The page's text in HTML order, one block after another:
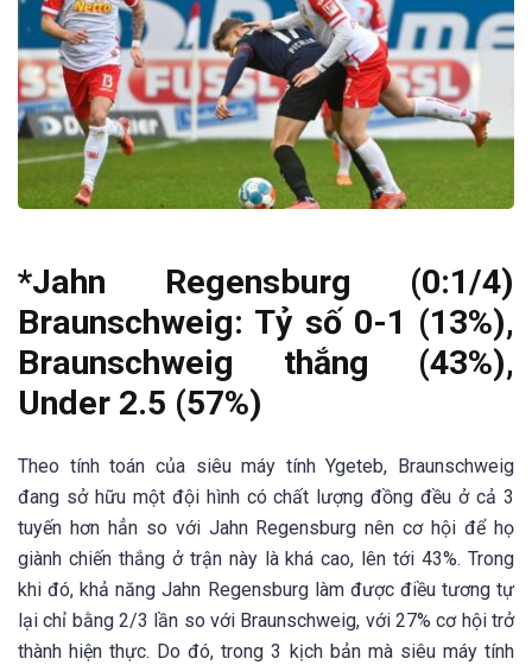
*Jahn Regensburg (0:1/4)
Braunschweig: Tỷ số 0-1 (13%),
Braunschweig thắng (43%),
Under 2.5 (57%)
Theo tính toán của siêu máy tính Ygeteb, Braunschweig
đang sở hữu một đội hình có chất lượng đồng đều ở cả 3
tuyến hơn hẳn so với Jahn Regensburg nên cơ hội để họ
giành chiến thắng ở trận này là khá cao, lên tới 43%. Trong
khi đó, khả năng Jahn Regensburg làm được điều tương tự
lại chỉ bằng 2/3 lần so với Braunschweig, với 27% cơ hội trở
thành hiện thực. Do đó, trong 3 kịch bản mà siêu máy tính